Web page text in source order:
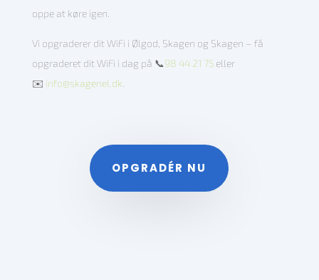
oppe at køre igen.
Vi opgraderer dit WiFi i Ølgod, Skagen og Skagen – få
opgraderet dit WiFi i dag på 📞98 44 21 75eller
✉️ info@skagenel.dk
OPGRADÉR NU